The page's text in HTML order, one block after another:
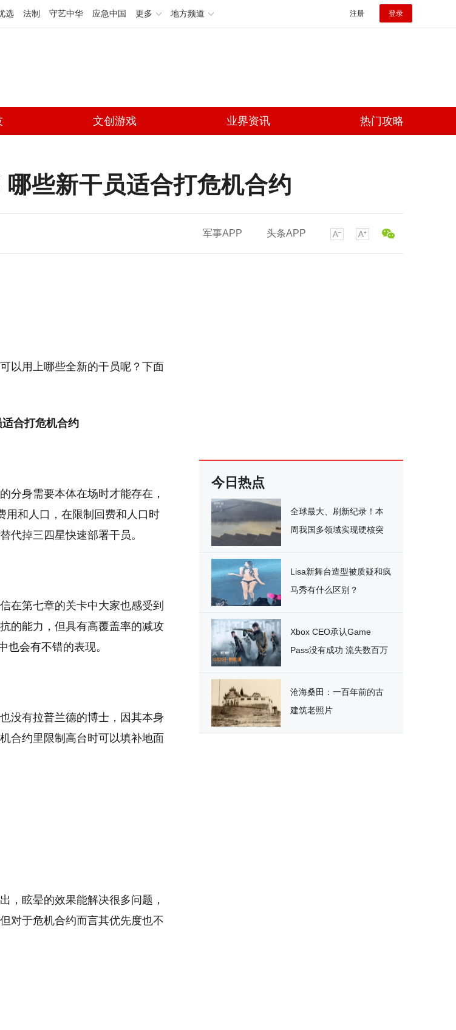
选 法制 守艺中华 应急中国 更多 地方频道 注册 登录
文创游戏 业界资讯 热门攻略
些新干员适合打危机合约
军事APP 头条APP
以用上哪些全新的干员呢？下面
分身需要本体在场时才能存在，
用和人口，在限制回费和人口时
代掉三四星快速部署干员。
在第七章的关卡中大家也感受到
的能力，但具有高覆盖率的减攻
会有不错的表现。
没有拉普兰德的博士，因其本身
合约里限制高台时可以填补地面
，眩晕的效果能解决很多问题，
对于危机合约而言其优先度也不
今日热点
全球最大、刷新纪录！本
周我国多领域实现硬核突
Lisa新舞台造型被质疑和疯
马秀有什么区别？
Xbox CEO承认Game
Pass没有成功 流失数百万
沧海桑田：一百年前的古
建筑老照片